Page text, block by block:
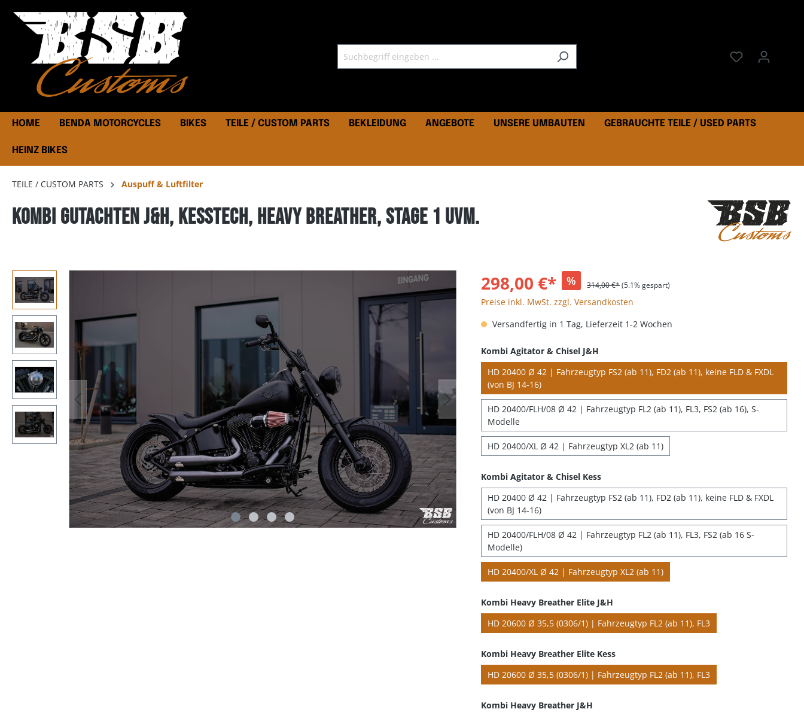
HOME BENDA MOTORCYCLES BIKES TEILE / CUSTOM PARTS BEKLEIDUNG ANGEBOTE UNSERE UMBAUTEN GEBRAUCHTE TEILE / USED PARTS
HEINZ BIKES
TEILE / CUSTOM PARTS Auspuff & Luftfilter
Kombi Gutachten J&H, Kesstech, Heavy Breather, Stage 1 uvm.
298,00 €* % 314,00 €*(5.1% gespart)
Preise inkl. MwSt. zzgl. Versandkosten
Versandfertig in 1 Tag, Lieferzeit 1-2 Wochen
Kombi Agitator & Chisel J&H
HD 20400 Ø 42 | Fahrzeugtyp FS2 (ab 11), FD2 (ab 11), keine FLD & FXDL
(von BJ 14-16)
HD 20400/FLH/08 Ø 42 | Fahrzeugtyp FL2 (ab 11), FL3, FS2 (ab 16), S-
Modelle
HD 20400/XL Ø 42 | Fahrzeugtyp XL2 (ab 11)
Kombi Agitator & Chisel Kess
HD 20400 Ø 42 | Fahrzeugtyp FS2 (ab 11), FD2 (ab 11), keine FLD & FXDL
(von BJ 14-16)
HD 20400/FLH/08 Ø 42 | Fahrzeugtyp FL2 (ab 11), FL3, FS2 (ab 16 S-
Modelle)
HD 20400/XL Ø 42 | Fahrzeugtyp XL2 (ab 11)
Kombi Heavy Breather Elite J&H
HD 20600 Ø 35,5 (0306/1) | Fahrzeugtyp FL2 (ab 11), FL3
Kombi Heavy Breather Elite Kess
HD 20600 Ø 35,5 (0306/1) | Fahrzeugtyp FL2 (ab 11), FL3
Kombi Heavy Breather J&H